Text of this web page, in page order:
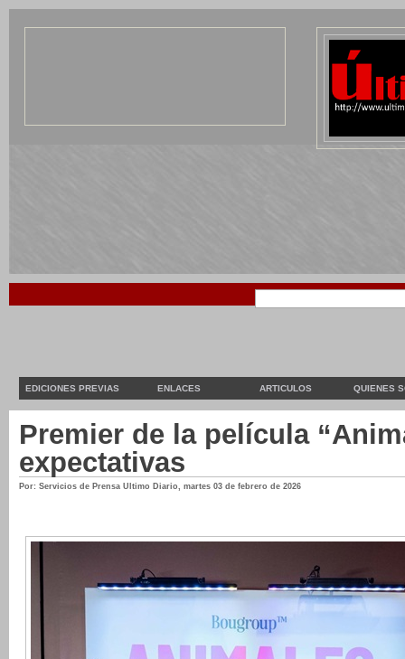
EDICIONES PREVIAS ENLACES ARTICULOS QUIENES
Premier de la película
expectativas
Por: Servicios de Prensa Ultimo Diario, martes 03 de febrero de 2026